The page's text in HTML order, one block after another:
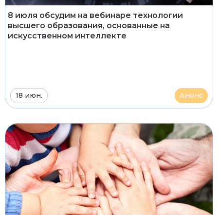
8 июля обсудим на вебинаре технологии
высшего образования, основанные на
искусственном интеллекте
18 июн. Анонс